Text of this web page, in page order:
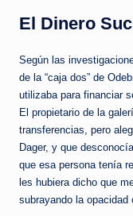
El Dinero
Según las
de la “caja dos” de
utilizaba para financiar
El propietario de la
transferencias, pero
Dager, y que
que esa persona tenía
les hubiera dicho que
subrayando la opacidad